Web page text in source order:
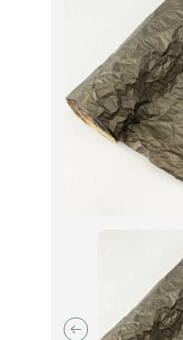
Товары для флористов
Пакеты для цветов и подарков
Искусственные цветы и растения
Декоративные вазы, кашпо